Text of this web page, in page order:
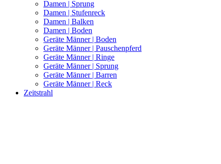
Damen | Sprung
Damen | Stufenreck
Damen | Balken
Damen | Boden
Geräte Männer | Boden
Geräte Männer | Pauschenpferd
Geräte Männer | Ringe
Geräte Männer | Sprung
Geräte Männer | Barren
Geräte Männer | Reck
Zeitstrahl